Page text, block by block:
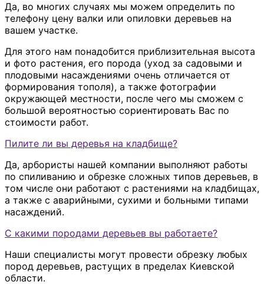
Да, во многих случаях мы можем определить по
телефону цену валки или опиловки деревьев на
вашем участке.
Для этого нам понадобится приблизительная высота
и фото растения, его порода (уход за садовыми и
плодовыми насаждениями очень отличается от
формирования тополя), а также фотографии
окружающей местности, после чего мы сможем с
большой вероятностью сориентировать Вас по
стоимости работ.
Пилите ли вы деревья на кладбище?
Да, арбористы нашей компании выполняют работы
по спиливанию и обрезке сложных типов деревьев, в
том числе они работают с растениями на кладбищах,
а также с аварийными, сухими и больными типами
насаждений.
С какими породами деревьев вы работаете?
Наши специалисты могут провести обрезку любых
пород деревьев, растущих в пределах Киевской
области.